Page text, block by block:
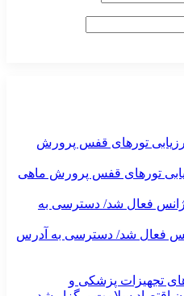
تورهای قفس پرورش ماهی
فعال شد/ دسترسی به آدرس